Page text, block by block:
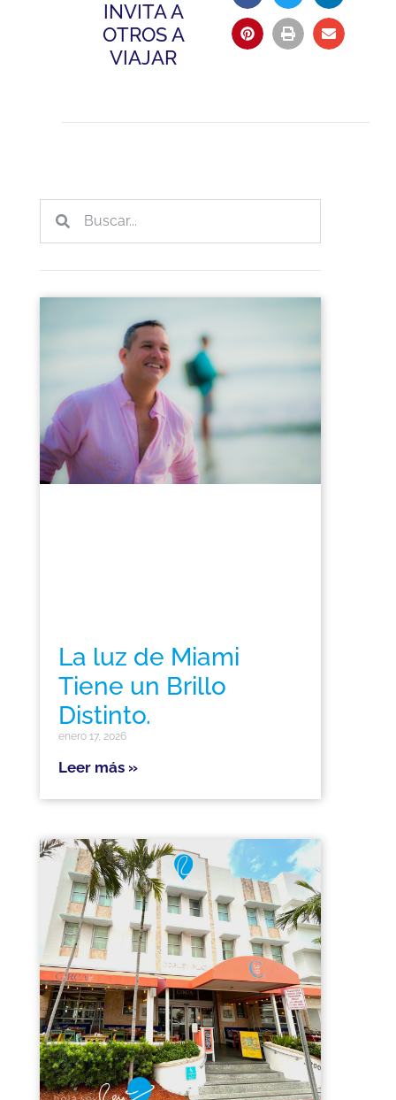
INVITA A
OTROS A
VIAJAR
La luz de Miami
Tiene un Brillo
Distinto.
enero 17, 2026
Leer más »